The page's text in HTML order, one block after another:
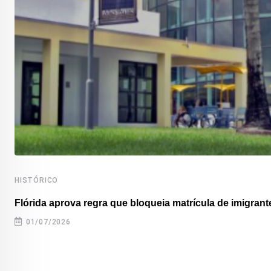
HISTÓRICO
Flórida aprova regra que bloqueia matrícula de
01/07/2026